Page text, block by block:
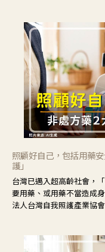
照顧好自己，包括用藥
護」
台灣已邁入超高齡社會，
要用藥、或用藥不當造成
法人台灣自我照護產業協